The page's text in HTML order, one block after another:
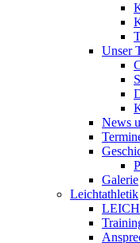
Unser
News
Galerie
Leichtathletik